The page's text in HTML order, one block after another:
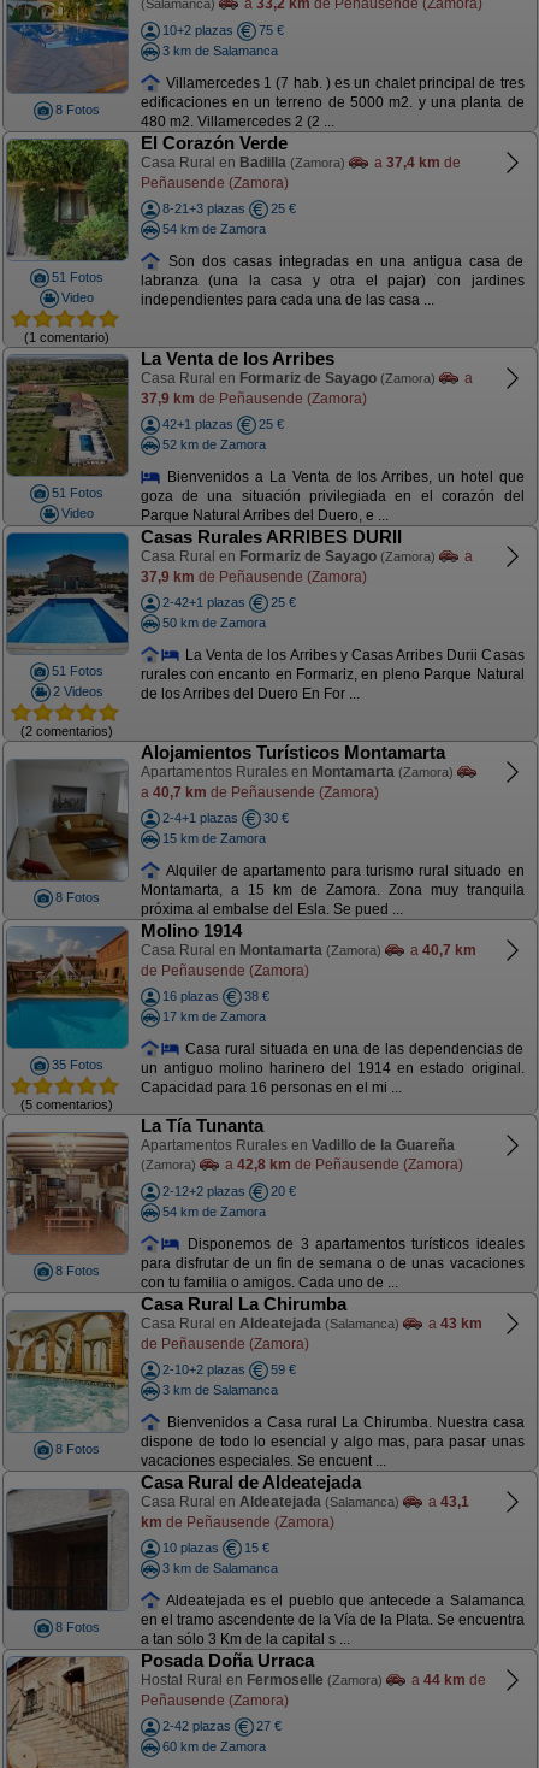
8 Fotos
(Salamanca) a 33,2 km de Peñausende (Zamora)
10+2 plazas
75 €
3 km de Salamanca
Villamercedes 1 (7 hab. ) es un chalet principal de tres
edificaciones en un terreno de 5000 m2. y una planta de
480 m2. Villamercedes 2 (2 ...
51 Fotos
Video
(1 comentario)
El Corazón Verde
Casa Rural en Badilla (Zamora) a 37,4 km de
Peñausende (Zamora)
8-21+3 plazas
25 €
54 km de Zamora
Son dos casas integradas en una antigua casa de
labranza (una la casa y otra el pajar) con jardines
independientes para cada una de las casa ...
51 Fotos
Video
La Venta de los Arribes
Casa Rural en Formariz de Sayago (Zamora)
a
37,9 km de Peñausende (Zamora)
42+1 plazas
25 €
52 km de Zamora
Bienvenidos a La Venta de los Arribes, un hotel que
goza de una situación privilegiada en el corazón del
Parque Natural Arribes del Duero, e ...
51 Fotos
2 Videos
(2 comentarios)
Casas Rurales ARRIBES DURII
Casa Rural en Formariz de Sayago (Zamora)
a
37,9 km de Peñausende (Zamora)
2-42+1 plazas
25 €
50 km de Zamora
La Venta de los Arribes y Casas Arribes Durii Casas
rurales con encanto en Formariz, en pleno Parque Natural
de los Arribes del Duero En For ...
8 Fotos
Alojamientos Turísticos Montamarta
Apartamentos Rurales en Montamarta (Zamora)
a 40,7 km de Peñausende (Zamora)
2-4+1 plazas
30 €
15 km de Zamora
Alquiler de apartamento para turismo rural situado en
Montamarta, a 15 km de Zamora. Zona muy tranquila
próxima al embalse del Esla. Se pued ...
35 Fotos
(5 comentarios)
Molino 1914
Casa Rural en Montamarta (Zamora) a 40,7 km
de Peñausende (Zamora)
16 plazas
38 €
17 km de Zamora
Casa rural situada en una de las dependencias de
un antiguo molino harinero del 1914 en estado original.
Capacidad para 16 personas en el mi ...
8 Fotos
La Tía Tunanta
Apartamentos Rurales en Vadillo de la Guareña
(Zamora) a 42,8 km de Peñausende (Zamora)
2-12+2 plazas
20 €
54 km de Zamora
Disponemos de 3 apartamentos turísticos ideales
para disfrutar de un fin de semana o de unas vacaciones
con tu familia o amigos. Cada uno de ...
8 Fotos
Casa Rural La Chirumba
Casa Rural en Aldeatejada (Salamanca) a 43 km
de Peñausende (Zamora)
2-10+2 plazas
59 €
3 km de Salamanca
Bienvenidos a Casa rural La Chirumba. Nuestra casa
dispone de todo lo esencial y algo mas, para pasar unas
vacaciones especiales. Se encuent ...
8 Fotos
Casa Rural de Aldeatejada
Casa Rural en Aldeatejada (Salamanca) a 43,1
km de Peñausende (Zamora)
10 plazas
15 €
3 km de Salamanca
Aldeatejada es el pueblo que antecede a Salamanca
en el tramo ascendente de la Vía de la Plata. Se encuentra
a tan sólo 3 Km de la capital s ...
Posada Doña Urraca
Hostal Rural en Fermoselle (Zamora) a 44 km de
Peñausende (Zamora)
2-42 plazas
27 €
60 km de Zamora